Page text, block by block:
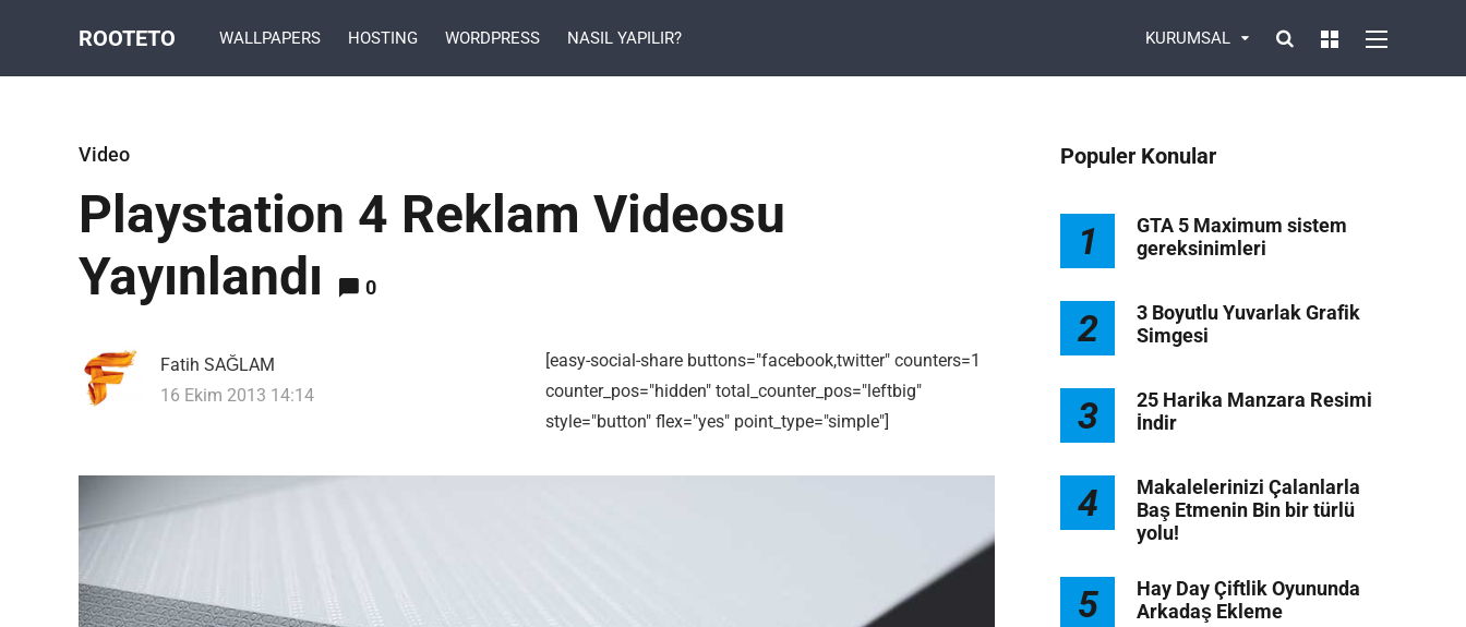
ROOTETO WALLPAPERS HOSTING WORDPRESS NASIL YAPILIR? KURUMSAL
Video
Playstation 4 Reklam Videosu
Yayınlandı
0
Fatih SAĞLAM
16 Ekim 2013 14:14
[easy-social-share buttons="facebook,twitter" counters=1
counter_pos="hidden" total_counter_pos="leftbig"
style="button" flex="yes" point_type="simple"]
Populer Konular
1
GTA 5 Maximum sistem
gereksinimleri
2
3 Boyutlu Yuvarlak Grafik
Simgesi
3
25 Harika Manzara Resimi
İndir
4
Makalelerinizi Çalanlarla
Baş Etmenin Bin bir türlü
yolu!
5
Hay Day Çiftlik Oyununda
Arkadaş Ekleme